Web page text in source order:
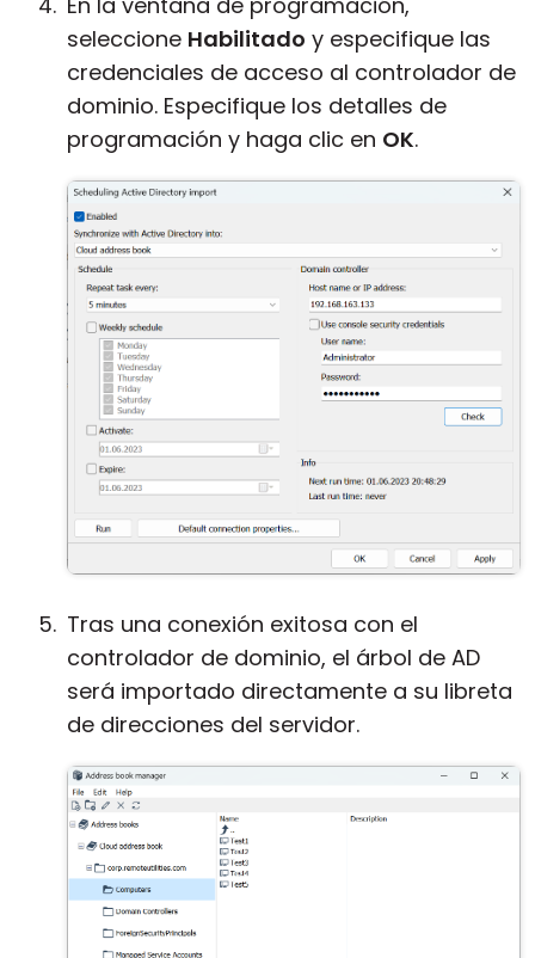
seleccione Habilitado y especifique las
credenciales de acceso al controlador de
dominio. Especifique los detalles de
programación y haga clic en OK.
Tras una conexión exitosa con el
controlador de dominio, el árbol de AD
será importado directamente a su libreta
de direcciones del servidor.